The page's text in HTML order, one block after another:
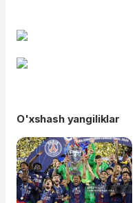
O'xshash yangiliklar